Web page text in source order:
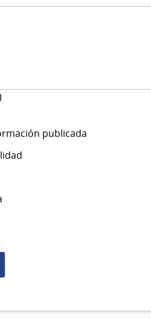
publicada